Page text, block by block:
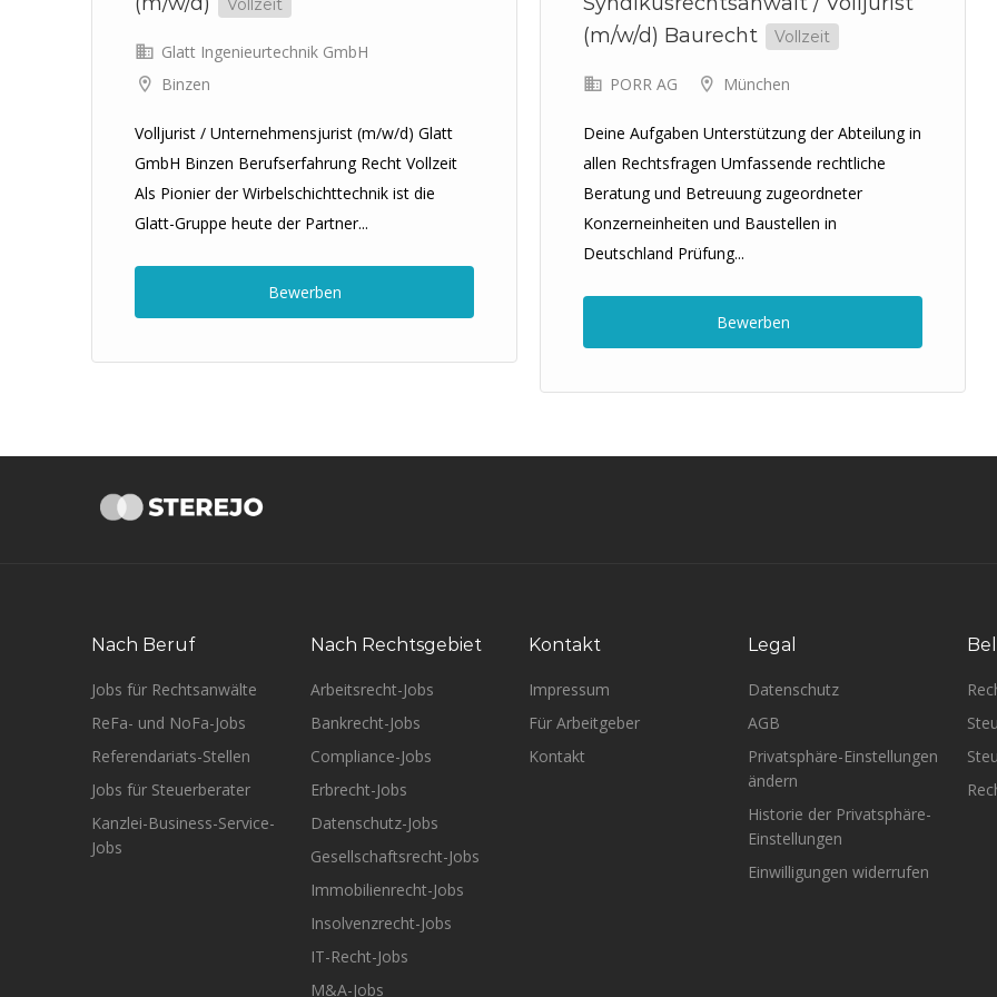
Vollzeit
Glatt Ingenieurtechnik GmbH
Binzen
Volljurist / Unternehmensjurist (m/w/d) Glatt
GmbH Binzen Berufserfahrung Recht Vollzeit
Als Pionier der Wirbelschichttechnik ist die
Glatt-Gruppe heute der Partner...
Bewerben
(m/w/d) Baurecht
Vollzeit
PORR AG München
Deine Aufgaben Unterstützung der Abteilung in
allen Rechtsfragen Umfassende rechtliche
Beratung und Betreuung zugeordneter
Konzerneinheiten und Baustellen in
Deutschland Prüfung...
Bewerben
Nach Beruf
Jobs für Rechtsanwälte
ReFa- und NoFa-Jobs
Referendariats-Stellen
Jobs für Steuerberater
Kanzlei-Business-Service-
Jobs
Nach Rechtsgebiet
Arbeitsrecht-Jobs
Bankrecht-Jobs
Compliance-Jobs
Erbrecht-Jobs
Datenschutz-Jobs
Gesellschaftsrecht-Jobs
Immobilienrecht-Jobs
Insolvenzrecht-Jobs
IT-Recht-Jobs
M&A-Jobs
Kontakt
Impressum
Für Arbeitgeber
Kontakt
Legal
Datenschutz
AGB
Privatsphäre-Einstellungen
ändern
Historie der Privatsphäre-
Einstellungen
Einwilligungen widerrufen